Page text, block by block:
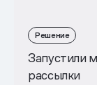
Решение
Запустили
рассылки